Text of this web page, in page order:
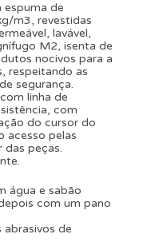
espuma de
m3, revestidas
lavável,
M2, isenta de
nocivos para a
respeitando as
segurança.
linha de
com
do cursor do
acesso pelas
das peças.
água e sabão
com um pano
de